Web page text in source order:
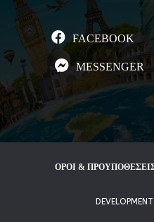
FACEBOOK
MESSENGER
ΟΡΟΙ &